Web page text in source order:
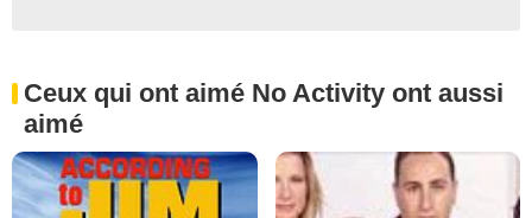
Ceux qui ont aimé No Activity ont aussi
aimé